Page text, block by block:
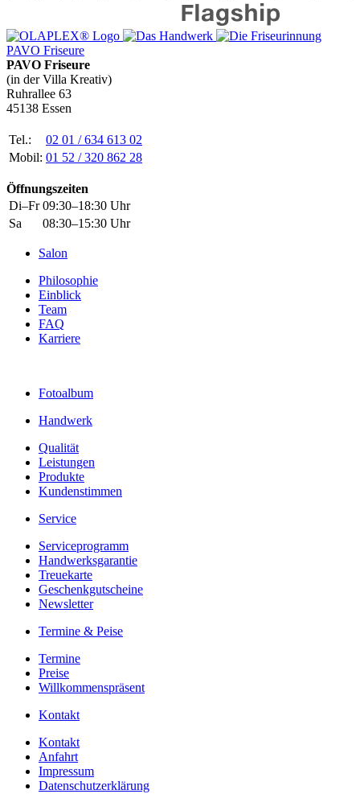
PAVO Friseure
PAVO Friseure
(in der Villa Kreativ)
Ruhrallee 63
45138 Essen
Tel.:
02 01 / 634 613 02
Mobil: 01 52 / 320 862 28
Öffnungszeiten
Di–Fr 09:30–18:30 Uhr
Sa
08:30–15:30 Uhr
Salon
Philosophie
Einblick
Team
FAQ
Karriere
Fotoalbum
Handwerk
Qualität
Leistungen
Produkte
Kundenstimmen
Service
Serviceprogramm
Handwerksgarantie
Treuekarte
Geschenkgutscheine
Newsletter
Termine & Peise
Termine
Preise
Willkommenspräsent
Kontakt
Kontakt
Anfahrt
Impressum
Datenschutzerklärung